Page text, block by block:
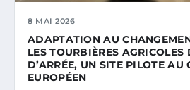
8 MAI 2026
ADAPTATION AU
LES TOURBIÈRES AGRICOLES
D’ARRÉE, UN SITE PILOTE
EUROPÉEN